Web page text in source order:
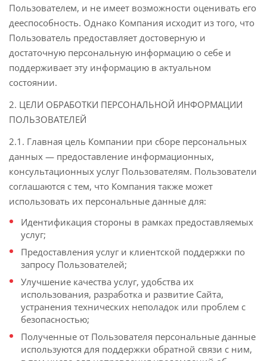
Пользователем, и не имеет возможности оценивать его
дееспособность. Однако Компания исходит из того, что
Пользователь предоставляет достоверную и
достаточную персональную информацию о себе и
поддерживает эту информацию в актуальном
состоянии.
2. ЦЕЛИ ОБРАБОТКИ ПЕРСОНАЛЬНОЙ ИНФОРМАЦИИ
ПОЛЬЗОВАТЕЛЕЙ
2.1. Главная цель Компании при сборе персональных
данных — предоставление информационных,
консультационных услуг Пользователям. Пользователи
соглашаются с тем, что Компания также может
использовать их персональные данные для:
Идентификация стороны в рамках предоставляемых
услуг;
Предоставления услуг и клиентской поддержки по
запросу Пользователей;
Улучшение качества услуг, удобства их
использования, разработка и развитие Сайта,
устранения технических неполадок или проблем с
безопасностью;
Полученные от Пользователя персональные данные
используются для поддержки обратной связи с ним,